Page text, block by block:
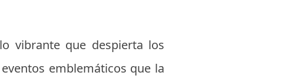
vibrante que despierta los
emblemáticos que la